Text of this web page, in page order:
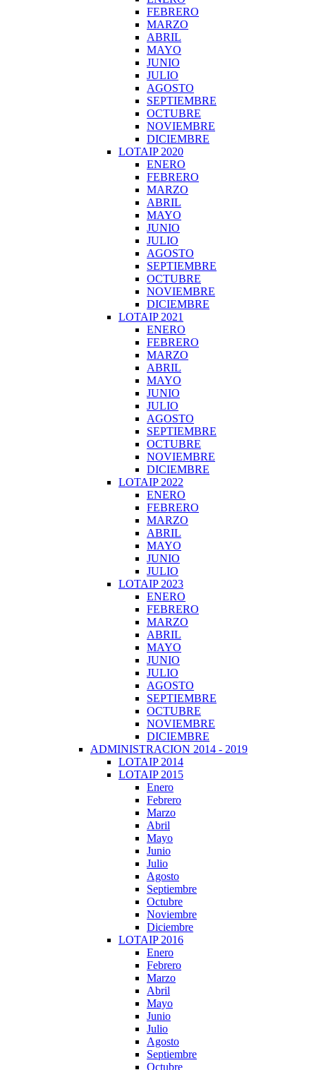
FEBRERO
MARZO
ABRIL
MAYO
JUNIO
JULIO
AGOSTO
SEPTIEMBRE
OCTUBRE
NOVIEMBRE
DICIEMBRE
LOTAIP 2020
ENERO
FEBRERO
MARZO
ABRIL
MAYO
JUNIO
JULIO
AGOSTO
SEPTIEMBRE
OCTUBRE
NOVIEMBRE
DICIEMBRE
LOTAIP 2021
ENERO
FEBRERO
MARZO
ABRIL
MAYO
JUNIO
JULIO
AGOSTO
SEPTIEMBRE
OCTUBRE
NOVIEMBRE
DICIEMBRE
LOTAIP 2022
ENERO
FEBRERO
MARZO
ABRIL
MAYO
JUNIO
JULIO
LOTAIP 2023
ENERO
FEBRERO
MARZO
ABRIL
MAYO
JUNIO
JULIO
AGOSTO
SEPTIEMBRE
OCTUBRE
NOVIEMBRE
DICIEMBRE
ADMINISTRACION 2014 - 2019
LOTAIP 2014
LOTAIP 2015
Enero
Febrero
Marzo
Abril
Mayo
Junio
Julio
Agosto
Septiembre
Octubre
Noviembre
Diciembre
LOTAIP 2016
Enero
Febrero
Marzo
Abril
Mayo
Junio
Julio
Agosto
Septiembre
Octubre